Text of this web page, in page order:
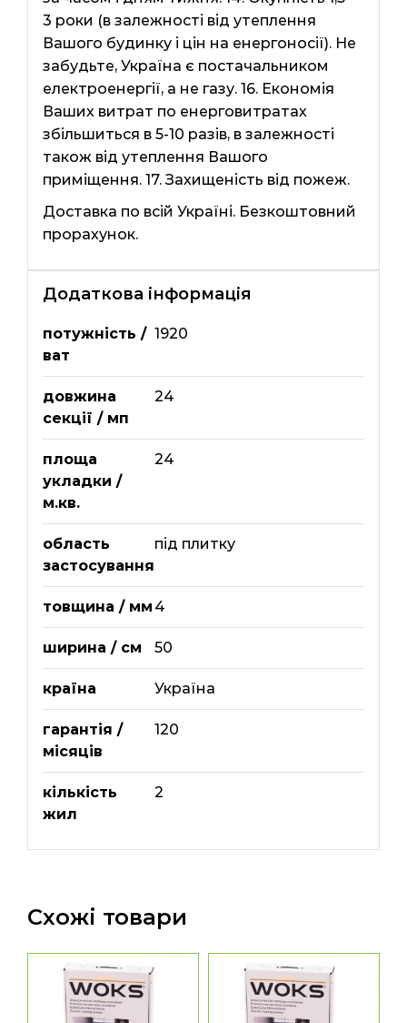
3 роки (в залежності від утеплення
Вашого будинку і цін на енергоносії). Не
забудьте, Україна є постачальником
електроенергії, а не газу. 16. Економія
Ваших витрат по енерговитратах
збільшиться в 5-10 разів, в залежності
також від утеплення Вашого
приміщення. 17. Захищеність від пожеж.
Доставка по всій Україні. Безкоштовний
прорахунок.
Додаткова інформація
потужність /
ват
1920
довжина
секції / мп
24
площа
укладки /
м.кв.
24
область
застосування
під плитку
товщина / мм 4
ширина / см 50
країна Україна
гарантія /
місяців
120
кількість
жил
2
Схожі товари